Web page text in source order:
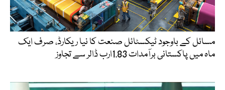
مسائل کے باوجود ٹیکسٹائل صنعت کا نیا ریکارڈ، صرف ایک
ماہ میں پاکستانی برآمدات 1.83ارب ڈالر سے تجاوز